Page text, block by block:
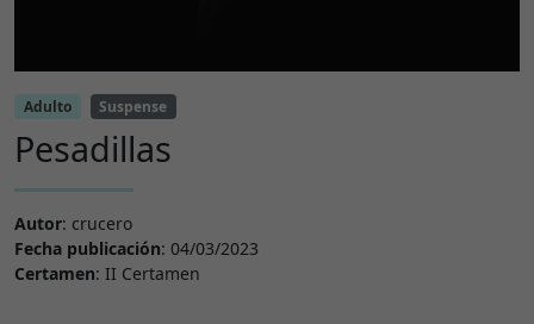
Adulto Suspense
Pesadillas
Autor: crucero
Fecha publicación: 04/03/2023
Certamen: II Certamen